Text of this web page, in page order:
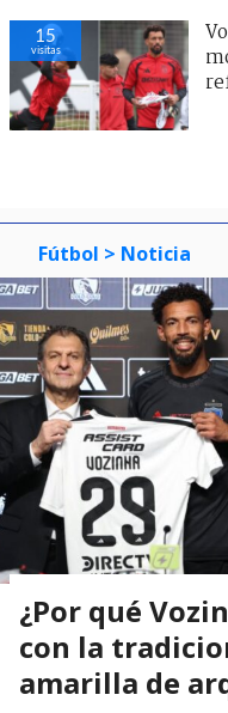
15
visitas
Fútbol > Noticia
¿Por qué
con la
amarilla de